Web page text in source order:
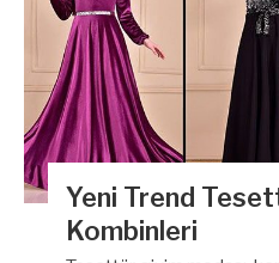
Yeni Trend
Kombinleri